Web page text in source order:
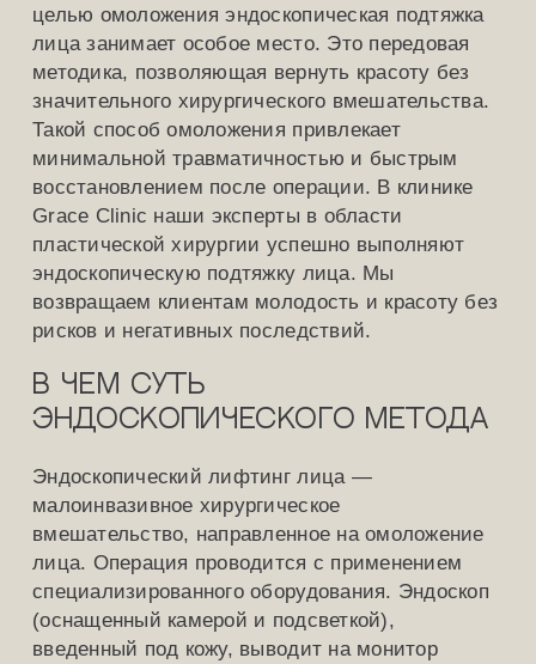
целью омоложения эндоскопическая подтяжка
лица занимает особое место. Это передовая
методика, позволяющая вернуть красоту без
значительного хирургического вмешательства.
Такой способ омоложения привлекает
минимальной травматичностью и быстрым
восстановлением после операции. В клинике
Grace Clinic наши эксперты в области
пластической хирургии успешно выполняют
эндоскопическую подтяжку лица. Мы
возвращаем клиентам молодость и красоту без
рисков и негативных последствий.
В чем суть
эндоскопического метода
Эндоскопический лифтинг лица —
малоинвазивное хирургическое
вмешательство, направленное на омоложение
лица. Операция проводится с применением
специализированного оборудования. Эндоскоп
(оснащенный камерой и подсветкой),
введенный под кожу, выводит на монитор